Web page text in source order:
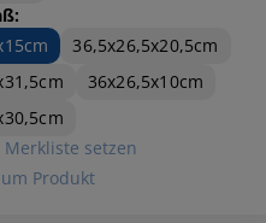
36,5x26,5x20,5cm
36x26,5x10cm
setzen
Produkt